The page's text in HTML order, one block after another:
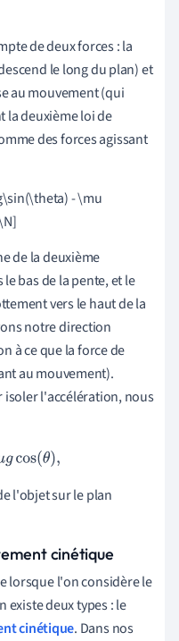
de deux forces : la
le long du plan) et
au mouvement (qui
la deuxième loi de
des forces agissant
- \mu
de la deuxième
bas de la pente, et le
vers le haut de la
notre direction
à ce que la force de
au mouvement).
l'accélération, nous
(θ),
l'objet sur le plan
cinétique
lorsque l'on considère le
deux types : le
cinétique. Dans nos